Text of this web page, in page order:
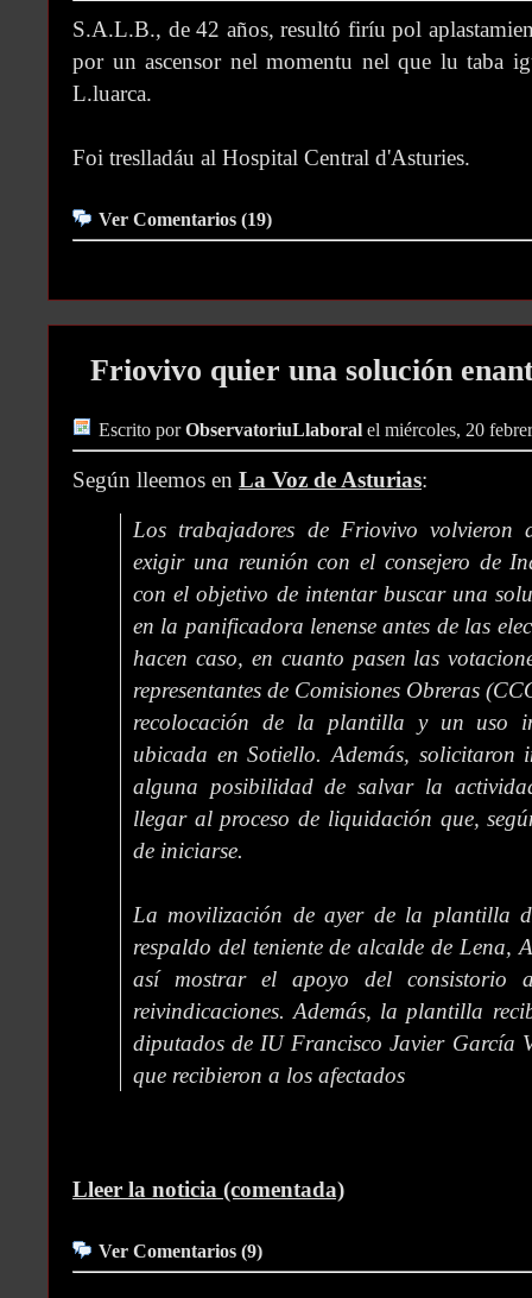
S.A.L.B., de 42 años, resultó firíu pol
por un ascensor nel momentu nel que lu taba
L.luarca.
Foi treslladáu al Hospital Central d'Asturies.
Ver Comentarios (19)
Friovivo quier una solución
Escrito porObservatoriuLlaboral el miércoles, 20
Según lleemos en La Voz de Asturias:
Los trabajadores de Friovivo volvieron
exigir una reunión con el consejero de
con el objetivo de intentar buscar una
en la panificadora lenense antes de las
hacen caso, en cuanto pasen las
representantes de Comisiones Obreras
recolocación de la plantilla y un uso
ubicada en Sotiello. Además, solicitaron
alguna posibilidad de salvar la
llegar al proceso de liquidación que,
de iniciarse.
La movilización de ayer de la plantilla
respaldo del teniente de alcalde de Lena,
así mostrar el apoyo del consistorio
reivindicaciones. Además, la plantilla
diputados de IU Francisco Javier García
que recibieron a los afectados
Lleer la noticia (comentada)
Ver Comentarios (9)